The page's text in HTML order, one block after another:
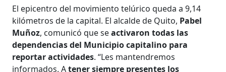
El epicentro del movimiento telúrico queda a 9,14
kilómetros de la capital. El alcalde de Quito, Pabel
Muñoz, comunicó que seactivaron todas las
dependencias del Municipio capitalino para
reportar actividades. “Les mantendremos
informados. Atener siempre presentes los